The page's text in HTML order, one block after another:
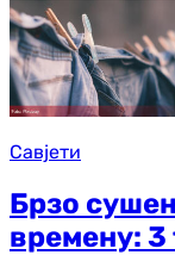
Савјети
Брзо
времену: 3